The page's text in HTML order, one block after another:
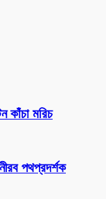
কাঁচা মরিচ
পথপ্রদর্শক